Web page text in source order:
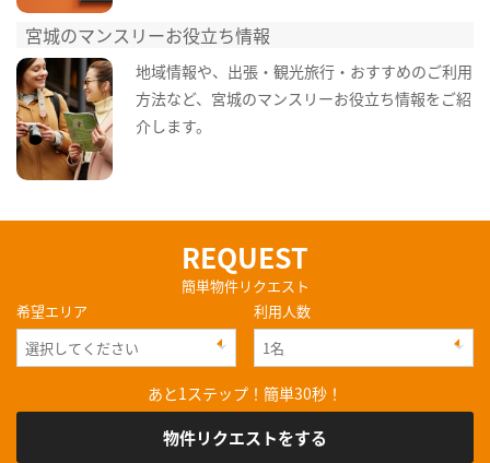
宮城のマンスリーお役立ち情報
地域情報や、出張・観光旅行・おすすめのご利用
方法など、宮城のマンスリーお役立ち情報をご紹
介します。
REQUEST
簡単物件リクエスト
希望エリア
利用人数
あと1ステップ！簡単30秒！
物件リクエストをする